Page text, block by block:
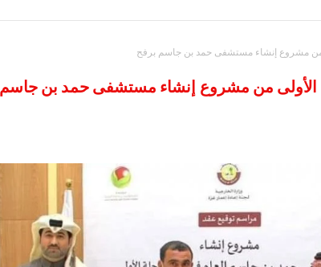
من مشروع إنشاء مستشفى حمد بن جاسم برفح
الأولى من مشروع إنشاء مستشفى حمد بن جاسم